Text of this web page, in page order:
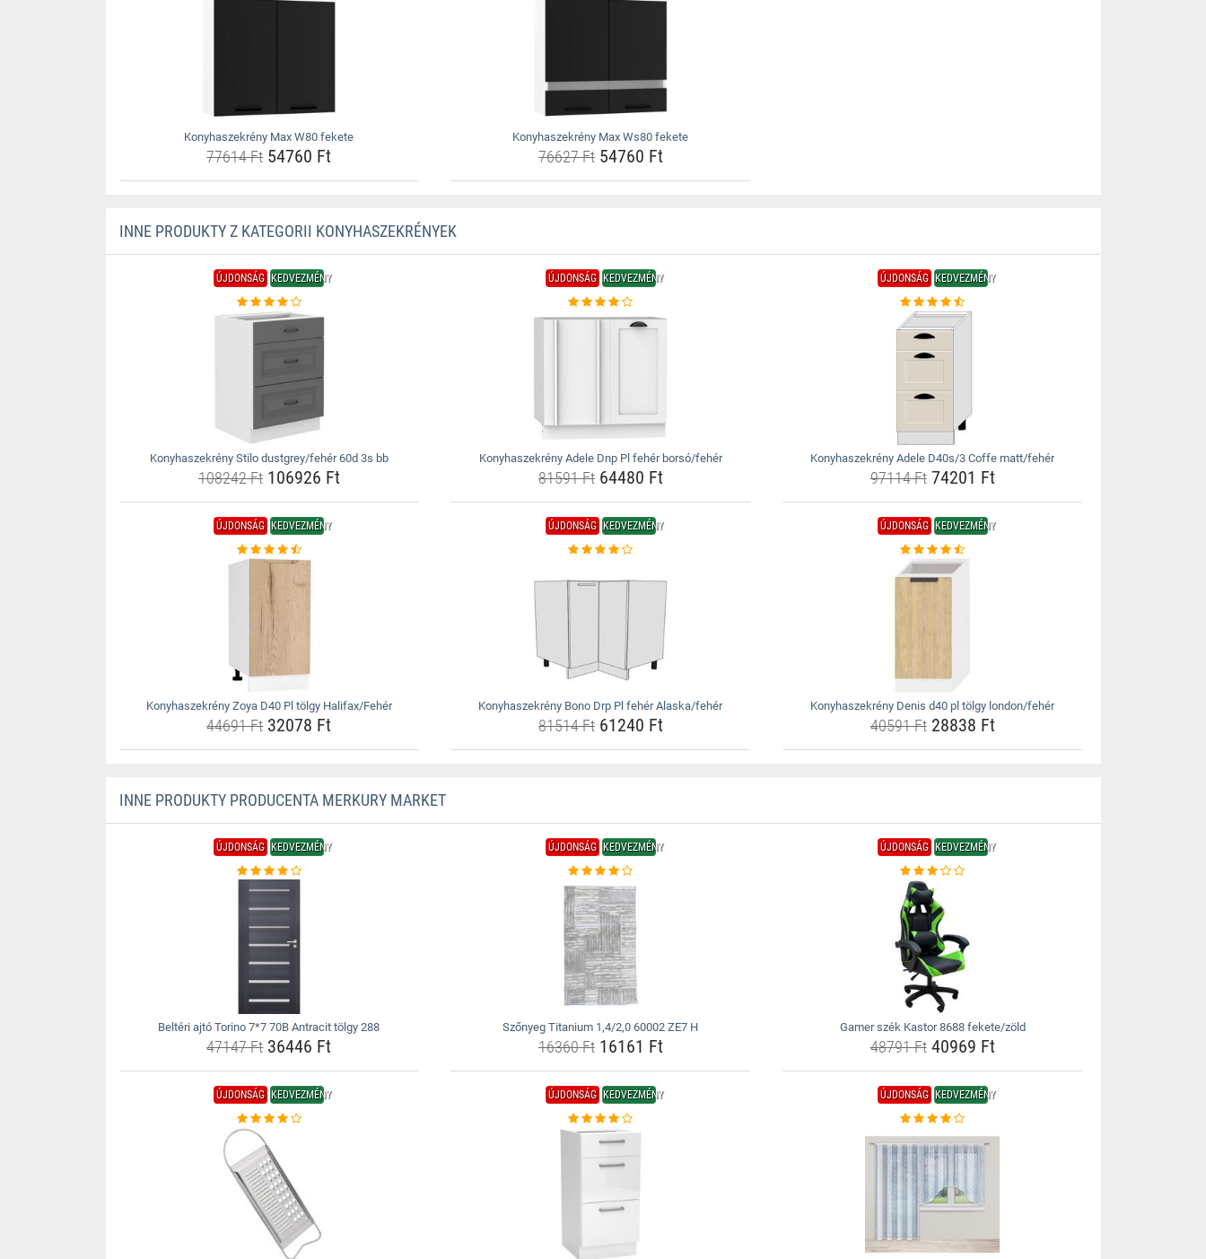
Konyhaszekrény Max W80 fekete
77614 Ft54760 Ft
Konyhaszekrény Max Ws80 fekete
76627 Ft54760 Ft
INNE PRODUKTY Z KATEGORII KONYHASZEKRÉNYEK
ÚJDONSÁG KEDVEZMÉNY
Konyhaszekrény Stilo dustgrey/fehér 60d 3s bb
108242 Ft106926 Ft
ÚJDONSÁG KEDVEZMÉNY
Konyhaszekrény Adele Dnp Pl fehér borsó/fehér
81591 Ft64480 Ft
ÚJDONSÁG KEDVEZMÉNY
Konyhaszekrény Adele D40s/3 Coffe matt/fehér
97114 Ft74201 Ft
ÚJDONSÁG KEDVEZMÉNY
Konyhaszekrény Zoya D40 Pl tölgy Halifax/Fehér
44691 Ft32078 Ft
ÚJDONSÁG KEDVEZMÉNY
Konyhaszekrény Bono Drp Pl fehér Alaska/fehér
81514 Ft61240 Ft
ÚJDONSÁG KEDVEZMÉNY
Konyhaszekrény Denis d40 pl tölgy london/fehér
40591 Ft28838 Ft
INNE PRODUKTY PRODUCENTA MERKURY MARKET
ÚJDONSÁG KEDVEZMÉNY
Beltéri ajtó Torino 7*7 70B Antracit tölgy 288
47147 Ft36446 Ft
ÚJDONSÁG KEDVEZMÉNY
Szőnyeg Titanium 1,4/2,0 60002 ZE7 H
16360 Ft16161 Ft
ÚJDONSÁG KEDVEZMÉNY
Gamer szék Kastor 8688 fekete/zöld
48791 Ft40969 Ft
ÚJDONSÁG KEDVEZMÉNY ÚJDONSÁG KEDVEZMÉNY ÚJDONSÁG KEDVEZMÉNY